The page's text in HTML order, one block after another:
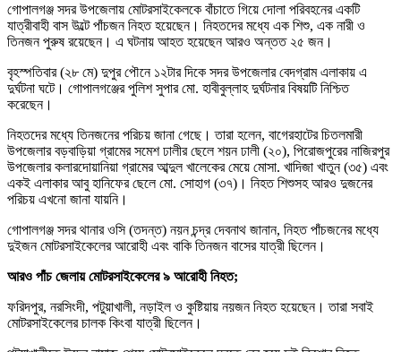
গোপালগঞ্জ সদর উপজেলায় মোটরসাইকেলকে বাঁচাতে গিয়ে দোলা পরিবহনের একটি
যাত্রীবাহী বাস উল্টে পাঁচজন নিহত হয়েছেন। নিহতদের মধ্যে এক শিশু, এক নারী ও
তিনজন পুরুষ রয়েছেন। এ ঘটনায় আহত হয়েছেন আরও অন্তত ২৫ জন।
বৃহস্পতিবার (২৮ মে) দুপুর পৌনে ১২টার দিকে সদর উপজেলার বেদগ্রাম এলাকায় এ
দুর্ঘটনা ঘটে। গোপালগঞ্জের পুলিশ সুপার মো. হাবীবুল্লাহ দুর্ঘটনার বিষয়টি নিশ্চিত
করেছেন।
নিহতদের মধ্যে তিনজনের পরিচয় জানা গেছে। তারা হলেন, বাগেরহাটের চিতলমারী
উপজেলার বড়বাড়িয়া গ্রামের সমেশ ঢালীর ছেলে শয়ন ঢালী (২০), পিরোজপুরের নাজিরপুর
উপজেলার কলারদোয়ানিয়া গ্রামের আব্দুল খালেকের মেয়ে মোসা. খাদিজা খাতুন (৩৫) এবং
একই এলাকার আবু হানিফের ছেলে মো. সোহাগ (৩৭)। নিহত শিশুসহ আরও দুজনের
পরিচয় এখনো জানা যায়নি।
গোপালগঞ্জ সদর থানার ওসি (তদন্ত) নয়ন চন্দ্র দেবনাথ জানান, নিহত পাঁচজনের মধ্যে
দুইজন মোটরসাইকেলের আরোহী এবং বাকি তিনজন বাসের যাত্রী ছিলেন।
আরও পাঁচ জেলায় মোটরসাইকেলের ৯ আরোহী নিহত;
ফরিদপুর, নরসিংদী, পটুয়াখালী, নড়াইল ও কুষ্টিয়ায় নয়জন নিহত হয়েছেন। তারা সবাই
মোটরসাইকেলের চালক কিংবা যাত্রী ছিলেন।